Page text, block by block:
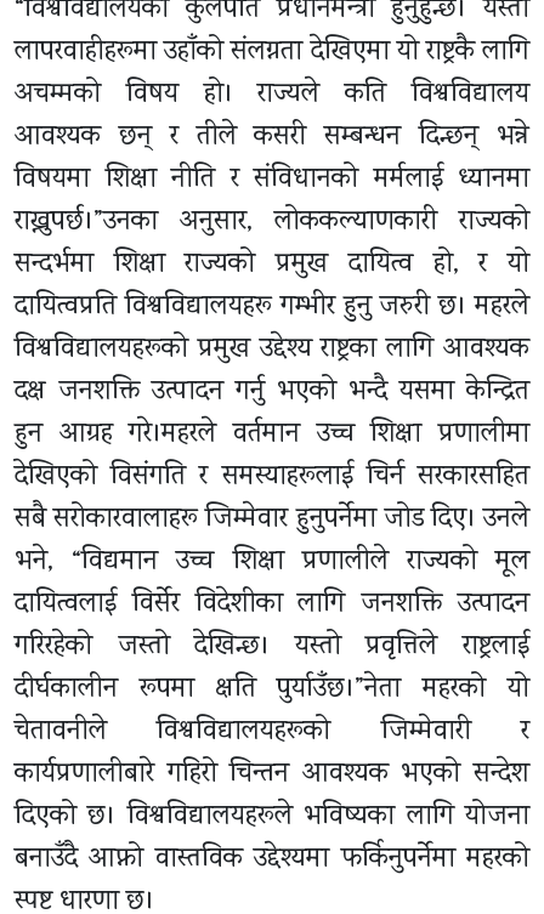
“विश्वविद्यालयको कुलपति प्रधानमन्त्री हुनुहुन्छ। यस्ता
लापरवाहीहरूमा उहाँको संलग्नता देखिएमा यो राष्ट्रकै लागि
अचम्मको विषय हो। राज्यले कति विश्वविद्यालय
आवश्यक छन् र तीले कसरी सम्बन्धन दिन्छन् भन्ने
विषयमा शिक्षा नीति र संविधानको मर्मलाई ध्यानमा
राख्नुपर्छ।”उनका अनुसार, लोककल्याणकारी राज्यको
सन्दर्भमा शिक्षा राज्यको प्रमुख दायित्व हो, र यो
दायित्वप्रति विश्वविद्यालयहरू गम्भीर हुनु जरुरी छ। महरले
विश्वविद्यालयहरूको प्रमुख उद्देश्य राष्ट्रका लागि आवश्यक
दक्ष जनशक्ति उत्पादन गर्नु भएको भन्दै यसमा केन्द्रित
हुन आग्रह गरे।महरले वर्तमान उच्च शिक्षा प्रणालीमा
देखिएको विसंगति र समस्याहरूलाई चिर्न सरकारसहित
सबै सरोकारवालाहरू जिम्मेवार हुनुपर्नेमा जोड दिए। उनले
भने, “विद्यमान उच्च शिक्षा प्रणालीले राज्यको मूल
दायित्वलाई विर्सेर विदेशीका लागि जनशक्ति उत्पादन
गरिरहेको जस्तो देखिन्छ। यस्तो प्रवृत्तिले राष्ट्रलाई
दीर्घकालीन रूपमा क्षति पुर्याउँछ।”नेता महरको यो
चेतावनीले विश्वविद्यालयहरूको जिम्मेवारी र
कार्यप्रणालीबारे गहिरो चिन्तन आवश्यक भएको सन्देश
दिएको छ। विश्वविद्यालयहरूले भविष्यका लागि योजना
बनाउँदै आफ्नो वास्तविक उद्देश्यमा फर्किनुपर्नेमा महरको
स्पष्ट धारणा छ।